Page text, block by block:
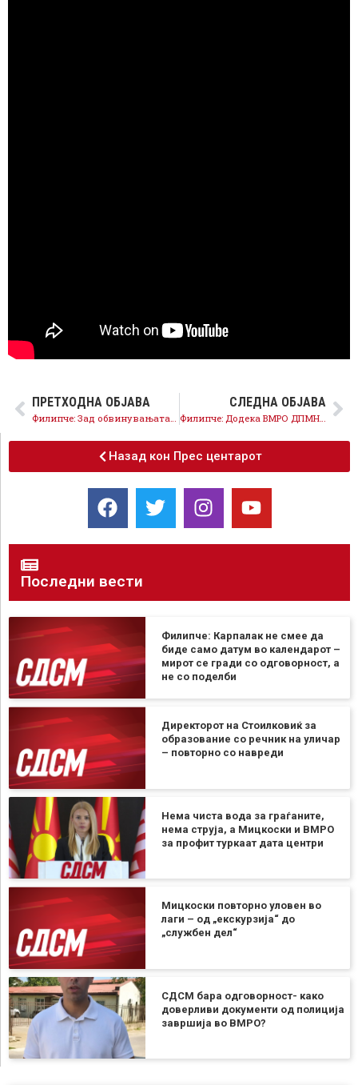
ПРЕТХОДНА ОБЈАВА СЛЕДНА ОБЈАВА
Филипче: Додека ВМРО ДПМНЕ е на власт противниците на Македонија мирно спијат
Назад кон Прес центарот
Последни вести
Филипче: Карпалак не смее да
биде само датум во календарот –
мирот се гради со одговорност, а
не со поделби
Директорот на Стоилковиќ за
образование со речник на уличар
– повторно со навреди
Нема чиста вода за граѓаните,
нема струја, а Мицкоски и ВМРО
за профит туркаат дата центри
Мицкоски повторно уловен во
лаги – од „екскурзија“ до
„службен дел“
СДСМ бара одговорност- како
доверливи документи од полиција
завршија во ВМРО?